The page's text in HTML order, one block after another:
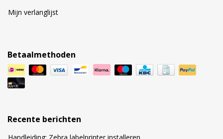
Mijn verlanglijst
Betaalmethoden
Recente berichten